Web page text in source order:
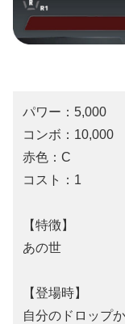
パワー：5,000
コンボ：10,000
赤色：C
コスト：1
【特徴】
あの世
【登場時】
自分のドロップ